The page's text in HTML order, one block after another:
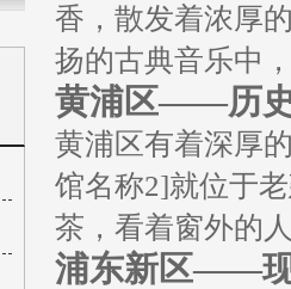
香，散发着浓厚
扬的古典音乐中
黄浦区——历
黄浦区有着深厚
馆名称2]就位于
茶，看着窗外的
浦东新区——